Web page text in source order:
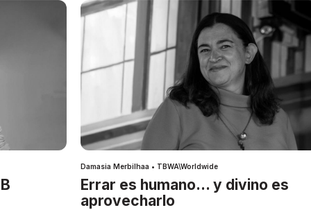
Damasia Merbilhaa • TBWA\Worldwide
Errar es humano… y divino es
aprovecharlo